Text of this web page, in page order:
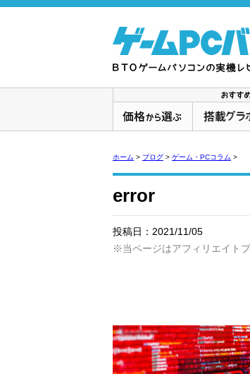
ホーム > ブログ > ゲーム・PCコラム >
error
投稿日： 2021/11/05
※当ページはアフィリエイト